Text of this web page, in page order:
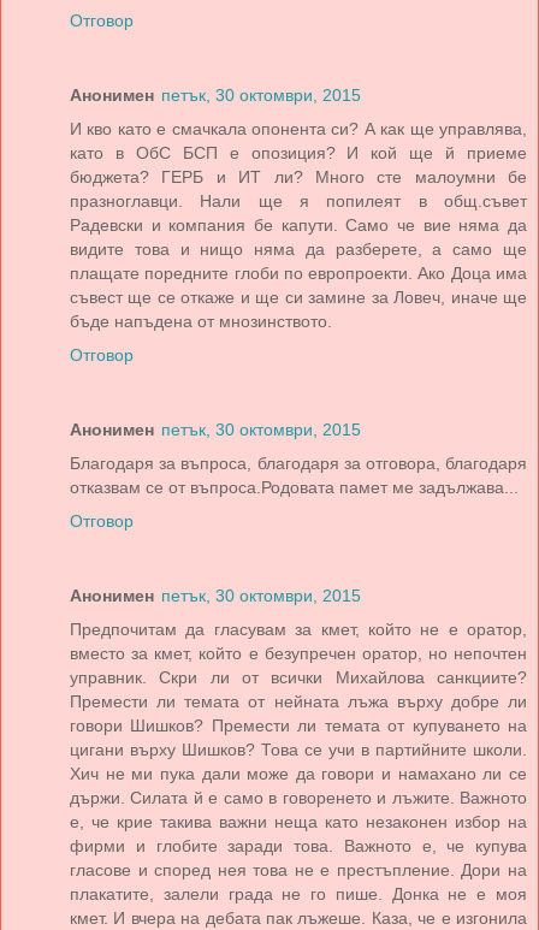
Отговор
Анонимен петък, 30 октомври, 2015
И кво като е смачкала опонента си? А как ще управлява,
като в ОбС БСП е опозиция? И кой ще й приеме
бюджета? ГЕРБ и ИТ ли? Много сте малоумни бе
празноглавци. Нали ще я попилеят в общ.съвет
Радевски и компания бе капути. Само че вие няма да
видите това и нищо няма да разберете, а само ще
плащате поредните глоби по европроекти. Ако Доца има
съвест ще се откаже и ще си замине за Ловеч, иначе ще
бъде напъдена от мнозинството.
Отговор
Анонимен петък, 30 октомври, 2015
Благодаря за въпроса, благодаря за отговора, благодаря
отказвам се от въпроса.Родовата памет ме задължава...
Отговор
Анонимен петък, 30 октомври, 2015
Предпочитам да гласувам за кмет, който не е оратор,
вместо за кмет, който е безупречен оратор, но непочтен
управник. Скри ли от всички Михайлова санкциите?
Премести ли темата от нейната лъжа върху добре ли
говори Шишков? Премести ли темата от купуването на
цигани върху Шишков? Това се учи в партийните школи.
Хич не ми пука дали може да говори и намахано ли се
държи. Силата й е само в говоренето и лъжите. Важното
е, че крие такива важни неща като незаконен избор на
фирми и глобите заради това. Важното е, че купува
гласове и според нея това не е престъпление. Дори на
плакатите, залели града не го пише. Донка не е моя
кмет. И вчера на дебата пак лъжеше. Каза, че е изгонила